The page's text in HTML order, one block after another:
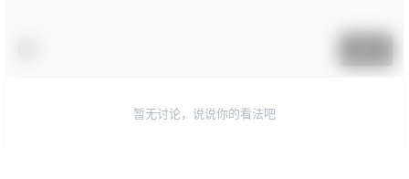
暂无讨论，说说你的看法吧